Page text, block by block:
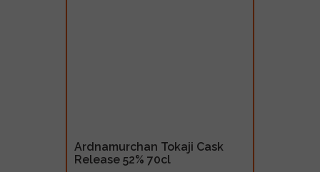
Ardnamurchan Tokaji Cask
Release 52% 70cl